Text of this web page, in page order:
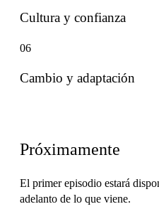
Cultura y confianza
06
Cambio y adaptación
Próximamente
El primer episodio estará
adelanto de lo que viene.